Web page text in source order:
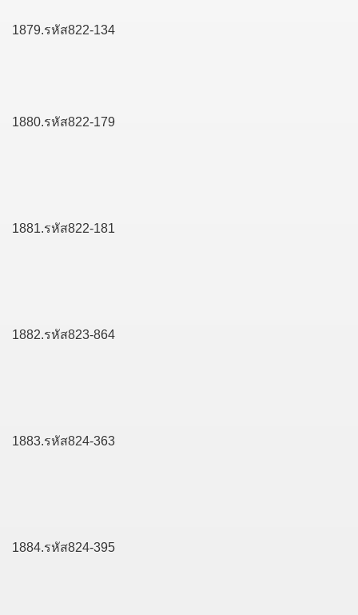
1879.รหัส822-134
1880.รหัส822-179
1881.รหัส822-181
1882.รหัส823-864
1883.รหัส824-363
1884.รหัส824-395